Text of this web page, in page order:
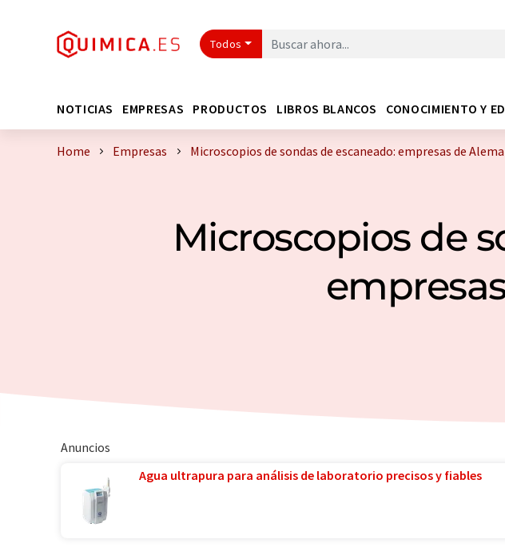
Todos
NOTICIAS EMPRESAS PRODUCTOS LIBROS BLANCOS CONOCIMIENTO Y
Home Empresas Microscopios de sondas de escaneado: empresas de
Microscopios de
Anuncios
Agua ultrapura para análisis de laboratorio precisos y fiables